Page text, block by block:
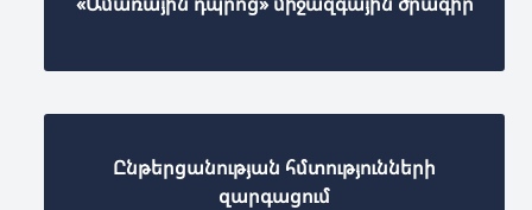
Ընթերցանության հմտությունների
զարգացում